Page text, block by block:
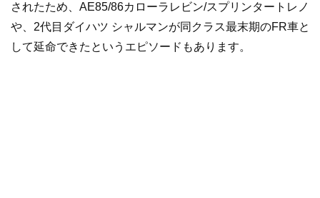
されたため、AE85/86カローラレビン/スプリンタートレノ
や、2代目ダイハツ シャルマンが同クラス最末期のFR車と
して延命できたというエピソードもあります。